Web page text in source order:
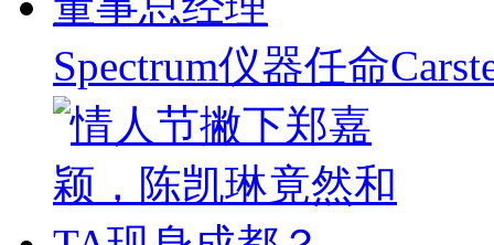
Spectrum仪器任命